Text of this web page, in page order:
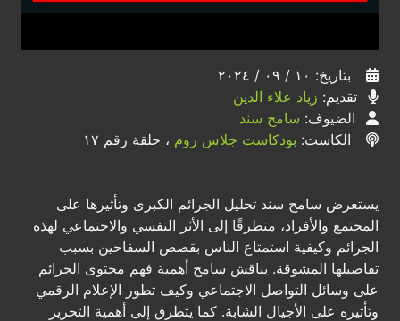
بتاريخ: ١٠ / ٠٩ / ٢٠٢٤
تقديم: زياد علاء الدين
الضيوف: سامح سند
الكاست: بودكاست جلاس روم ، حلقة رقم ١٧
يستعرض سامح سند تحليل الجرائم الكبرى وتأثيرها على
المجتمع والأفراد، متطرقًا إلى الأثر النفسي والاجتماعي لهذه
الجرائم وكيفية استمتاع الناس بقصص السفاحين بسبب
تفاصيلها المشوقة. يناقش سامح أهمية فهم محتوى الجرائم
على وسائل التواصل الاجتماعي وكيف تطور الإعلام الرقمي
وتأثيره على الأجيال الشابة. كما يتطرق إلى أهمية التحرير